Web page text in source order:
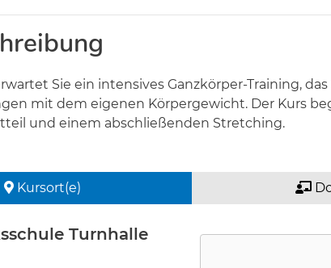
Sie ein intensives Ganzkörper-Training,
mit dem eigenen Körpergewicht. Der Kurs
und einem abschließenden Stretching.
Kursort(e)
Turnhalle